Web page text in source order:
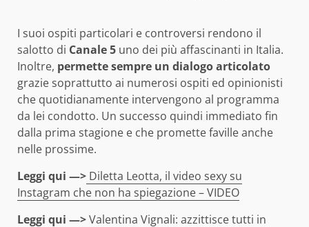
I suoi ospiti particolari e controversi rendono il
salotto di Canale 5 uno dei più affascinanti in Italia.
Inoltre, permette sempre un dialogo articolato
grazie soprattutto ai numerosi ospiti ed opinionisti
che quotidianamente intervengono al programma
da lei condotto. Un successo quindi immediato fin
dalla prima stagione e che promette faville anche
nelle prossime.
Leggi qui —> Diletta Leotta, il video sexy su
Instagram che non ha spiegazione – VIDEO
Leggi qui —>Valentina Vignali: azzittisce tutti in